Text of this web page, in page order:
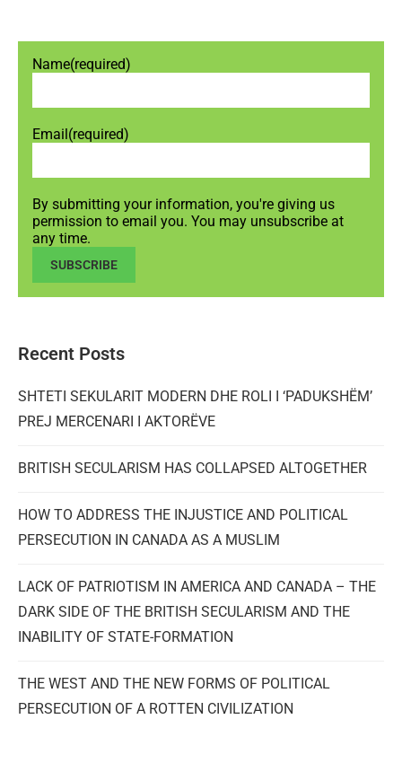
Name(required)
Email (required)
By submitting your information, you're giving us
permission to email you. You may unsubscribe at
any time.
SUBSCRIBE
Recent Posts
SHTETI SEKULARIT MODERN DHE ROLI I ‘PADUKSHËM’
PREJ MERCENARI I AKTORËVE
BRITISH SECULARISM HAS COLLAPSED ALTOGETHER
HOW TO ADDRESS THE INJUSTICE AND POLITICAL
PERSECUTION IN CANADA AS A MUSLIM
LACK OF PATRIOTISM IN AMERICA AND CANADA – THE
DARK SIDE OF THE BRITISH SECULARISM AND THE
INABILITY OF STATE-FORMATION
THE WEST AND THE NEW FORMS OF POLITICAL
PERSECUTION OF A ROTTEN CIVILIZATION